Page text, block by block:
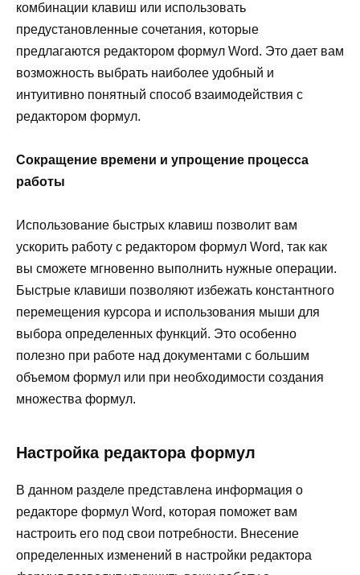
комбинации клавиш или использовать
предустановленные сочетания, которые
предлагаются редактором формул Word. Это дает вам
возможность выбрать наиболее удобный и
интуитивно понятный способ взаимодействия с
редактором формул.
Сокращение времени и упрощение процесса
работы
Использование быстрых клавиш позволит вам
ускорить работу с редактором формул Word, так как
вы сможете мгновенно выполнить нужные операции.
Быстрые клавиши позволяют избежать константного
перемещения курсора и использования мыши для
выбора определенных функций. Это особенно
полезно при работе над документами с большим
объемом формул или при необходимости создания
множества формул.
Настройка редактора формул
В данном разделе представлена информация о
редакторе формул Word, которая поможет вам
настроить его под свои потребности. Внесение
определенных изменений в настройки редактора